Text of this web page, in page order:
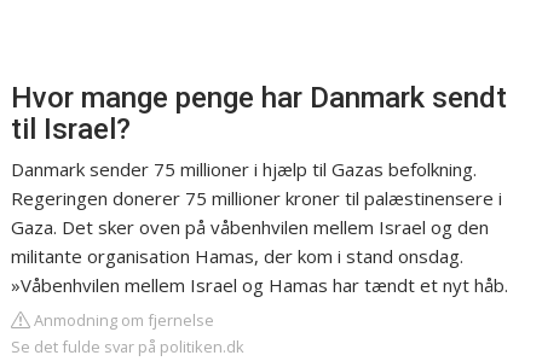
Hvor mange penge har Danmark sendt
til Israel?
Danmark sender 75 millioner i hjælp til Gazas befolkning.
Regeringen donerer 75 millioner kroner til palæstinensere i
Gaza. Det sker oven på våbenhvilen mellem Israel og den
militante organisation Hamas, der kom i stand onsdag.
»Våbenhvilen mellem Israel og Hamas har tændt et nyt håb.
Anmodning om fjernelse
Se det fulde svar på politiken.dk